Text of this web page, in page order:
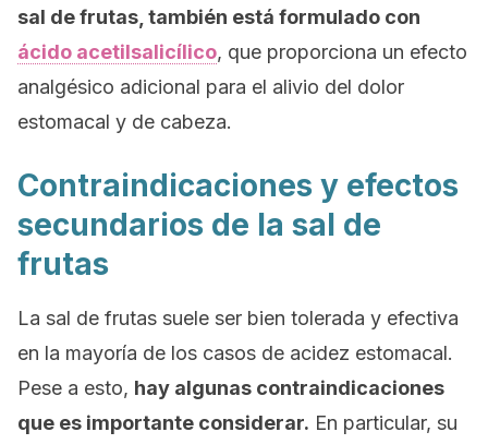
sal de frutas, también está formulado con
ácido acetilsalicílico, que proporciona un efecto
analgésico adicional para el alivio del dolor
estomacal y de cabeza.
Contraindicaciones y efectos
secundarios de la sal de
frutas
La sal de frutas suele ser bien tolerada y efectiva
en la mayoría de los casos de acidez estomacal.
Pese a esto, hay algunas contraindicaciones
que es importante considerar. En particular, su